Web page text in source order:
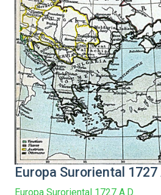
Europa Suroriental 1727
Europa Suroriental 1727 A.D.